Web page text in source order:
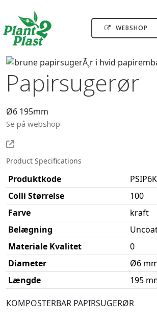
WEBSHOP
Papirsugerør
Ø6 195mm
Se på webshop
Product Specifications
Produktkode
Colli Størrelse
100
Farve
kraft
Belægning
Materiale Kvalitet
0
Diameter
Ø6
Længde
195
KOMPOSTERBAR PAPIRSUGERØR